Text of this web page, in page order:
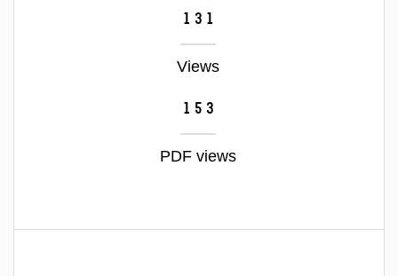
131
Views
153
PDF views